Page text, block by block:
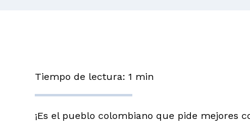
Tiempo de lectura: 1 min
¡Es el pueblo colombiano que pide mejores